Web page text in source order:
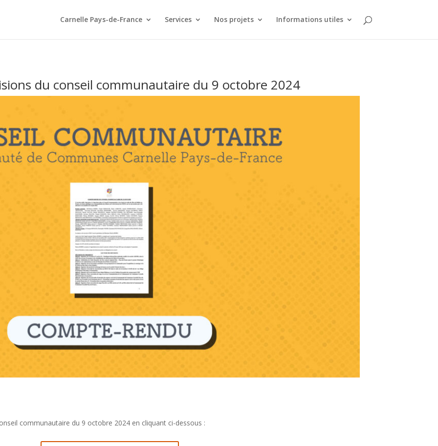
Carnelle Pays-de-France Services Nos projets Informations utiles
du conseil communautaire du 9 octobre 2024
communautaire du 9 octobre 2024 en cliquant ci-dessous :